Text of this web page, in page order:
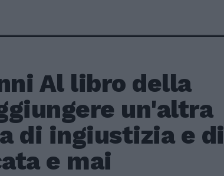
Al libro della
un'altra
di ingiustizia e di
e mai